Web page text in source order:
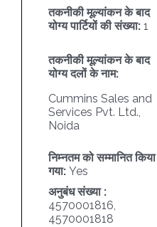
तकनीकी मूल्यांकन के बाद
योग्य पार्टियों की संख्या:1
तकनीकी मूल्यांकन के बाद
योग्य दलों के नाम:
Cummins Sales and
Services Pvt. Ltd.,
Noida
निम्नतम को सम्मानित किया
गया:Yes
अनुबंध संख्या :
4570001816,
4570001818